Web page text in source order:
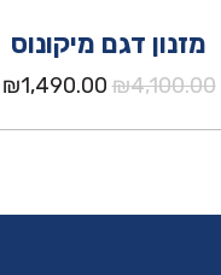
מזנון דגם מיקונוס
₪4,100.00
המחיר
היה:
₪1,490.00